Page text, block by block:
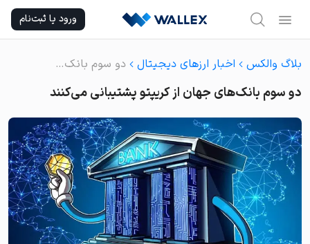
content
ورود یا ثبت‌نام
بلاگ والکس اخبار ارزهای دیجیتال دو سوم بانک‌های جهان از کریپتو پشتیبانی می‌کنند
دو سوم بانک‌های جهان از کریپتو پشتیبانی می‌کنند